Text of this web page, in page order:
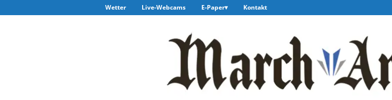
Wetter Live-Webcams E-Paper Kontakt